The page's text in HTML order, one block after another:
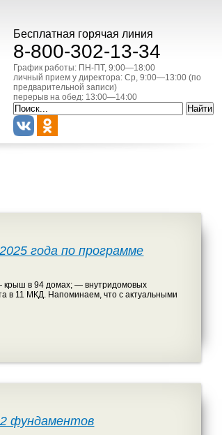
Бесплатная горячая линия
8-800-302-13-34
График работы: ПН-ПТ, 9:00—18:00
личный прием у директора: Ср, 9:00—13:00 (по
предварительной записи)
перерыв на обед: 13:00—14:00
года по программе
крыш в 94 домах; — внутридомовых
в 11 МКД. Напоминаем, что с актуальными
фундаментов